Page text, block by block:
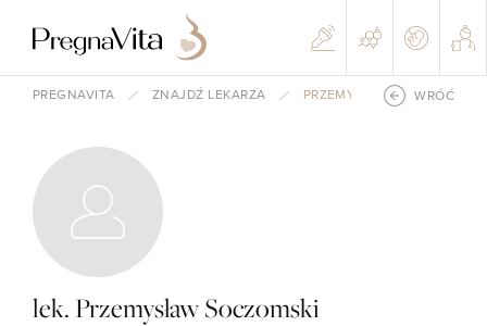
PREGNAVITA ZNAJDŹ LEKARZA PRZEMYSŁAW SOCZOMSKI
WRÓĆ
lek. Przemysław Soczomski